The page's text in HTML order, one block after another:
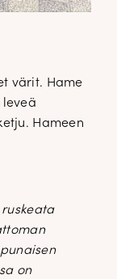
värit. Hame
Hameen
on